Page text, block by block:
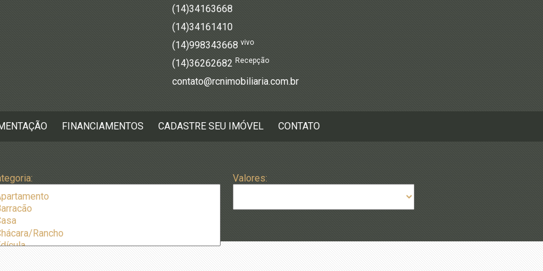
(14)34163668
(14)34161410
(14)998343668 vivo
(14)36262682 Recepção
contato@rcnimobiliaria.com.br
FINANCIAMENTOS CADASTRE SEU IMÓVEL CONTATO
Valores: